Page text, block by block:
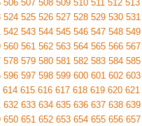
506 507 508 509 510 511 512 513
524 525 526 527 528 529 530 531
542 543 544 545 546 547 548 549
560 561 562 563 564 565 566 567
578 579 580 581 582 583 584 585
596 597 598 599 600 601 602 603
614 615 616 617 618 619 620 621
632 633 634 635 636 637 638 639
650 651 652 653 654 655 656 657